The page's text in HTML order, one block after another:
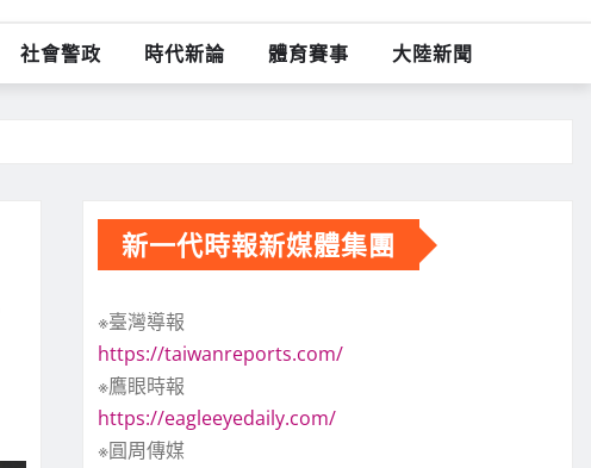
社會警政 時代新論 體育賽事 大陸新聞
新一代時報新媒體集團
※臺灣導報
https://taiwanreports.com/
※鷹眼時報
https://eagleeyedaily.com/
※圓周傳媒